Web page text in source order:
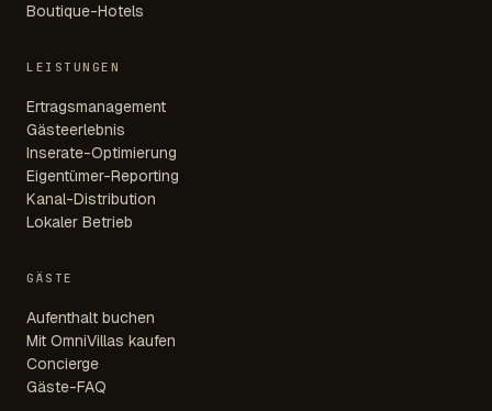
Boutique-Hotels
LEISTUNGEN
Ertragsmanagement
Gästeerlebnis
Inserate-Optimierung
Eigentümer-Reporting
Kanal-Distribution
Lokaler Betrieb
GÄSTE
Aufenthalt buchen
Mit OmniVillas kaufen
Concierge
Gäste-FAQ